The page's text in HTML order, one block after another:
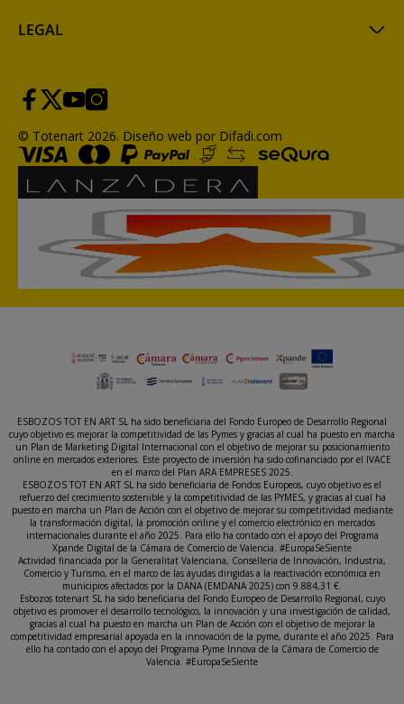
LEGAL
© Totenart 2026. Diseño web por Difadi.com
ESBOZOS TOT EN ART SL ha sido beneficiaria del Fondo Europeo de Desarrollo Regional
cuyo objetivo es mejorar la competitividad de las Pymes y gracias al cual ha puesto en marcha
un Plan de Marketing Digital Internacional con el objetivo de mejorar su posicionamiento
online en mercados exteriores. Este proyecto de inversión ha sido cofinanciado por el IVACE
en el marco del Plan ARA EMPRESES 2025.
ESBOZOS TOT EN ART SL ha sido beneficiaria de Fondos Europeos, cuyo objetivo es el
refuerzo del crecimiento sostenible y la competitividad de las PYMES, y gracias al cual ha
puesto en marcha un Plan de Acción con el objetivo de mejorar su competitividad mediante
la transformación digital, la promoción online y el comercio electrónico en mercados
internacionales durante el año 2025. Para ello ha contado con el apoyo del Programa
Xpande Digital de la Cámara de Comercio de Valencia. #EuropaSeSiente
Actividad financiada por la Generalitat Valenciana, Conselleria de Innovación, Industria,
Comercio y Turismo, en el marco de las ayudas dirigidas a la reactivación económica en
municipios afectados por la DANA (EMDANA 2025) con 9.884,31 €.
Esbozos totenart SL ha sido beneficiaria del Fondo Europeo de Desarrollo Regional, cuyo
objetivo es promover el desarrollo tecnológico, la innovación y una investigación de calidad,
gracias al cual ha puesto en marcha un Plan de Acción con el objetivo de mejorar la
competitividad empresarial apoyada en la innovación de la pyme, durante el año 2025. Para
ello ha contado con el apoyo del Programa Pyme Innova de la Cámara de Comercio de
Valencia. #EuropaSeSiente